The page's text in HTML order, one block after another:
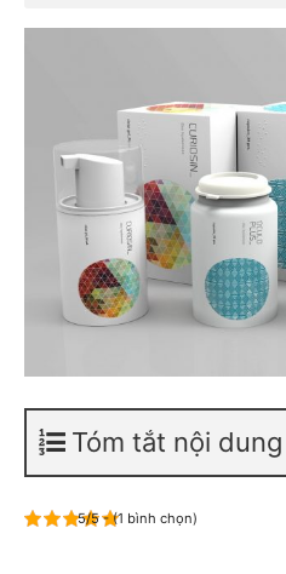
Tóm tắt nội dung
5/5 - (1 bình chọn)